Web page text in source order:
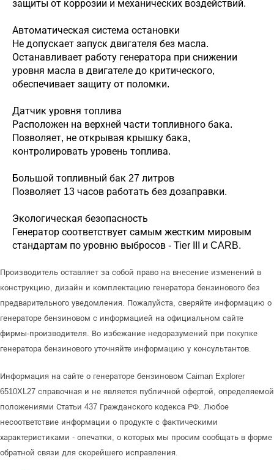
защиты от коррозии и механических воздействий.
Автоматическая система остановки
Не допускает запуск двигателя без масла.
Останавливает работу генератора при снижении
уровня масла в двигателе до критического,
обеспечивает защиту от поломки.
Датчик уровня топлива
Расположен на верхней части топливного бака.
Позволяет, не открывая крышку бака,
контролировать уровень топлива.
Большой топливный бак 27 литров
Позволяет 13 часов работать без дозаправки.
Экологическая безопасность
Генератор соответствует самым жестким мировым
стандартам по уровню выбросов - Tier III и CARB.
Производитель оставляет за собой право на внесение изменений в
конструкцию, дизайн и комплектацию генератора бензинового без
предварительного уведомления. Пожалуйста, сверяйте информацию о
генераторе бензиновом с информацией на официальном сайте
фирмы-производителя. Во избежание недоразумений при покупке
генератора бензинового уточняйте информацию у консультантов.
Информация на сайте о генераторе бензиновом Caiman Explorer
6510XL27 справочная и не является публичной офертой, определяемой
положениями Статьи 437 Гражданского кодекса РФ. Любое
несоответствие информации о продукте с фактическими
характеристиками - опечатки, о которых мы просим сообщать в форме
обратной связи для скорейшего исправления.